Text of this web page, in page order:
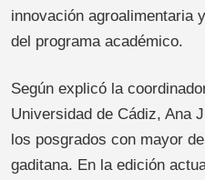
innovación agroalimentaria
del programa académico.
Según explicó la
Universidad de Cádiz, Ana
los posgrados con mayor
gaditana. En la edición